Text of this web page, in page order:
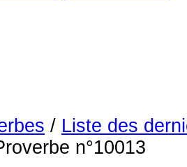
/ Liste des
n°10013